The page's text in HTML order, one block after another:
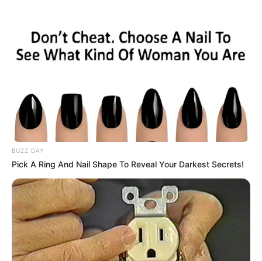
BUZZ DAY
Pick A Ring And Nail Shape To Reveal Your Darkest Secrets!